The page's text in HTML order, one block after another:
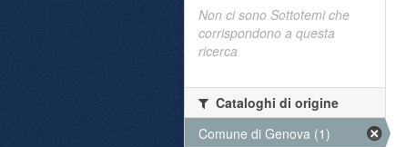
Non ci sono Sottotemi che
corrispondono a questa
ricerca
Cataloghi di origine
Comune di Genova (1)